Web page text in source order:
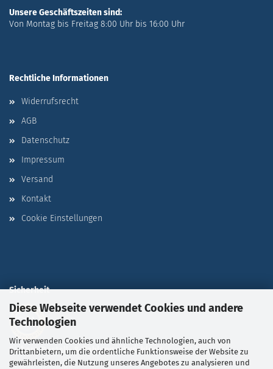
Diese Webseite verwendet Cookies und andere
Technologien
Wir verwenden Cookies und ähnliche Technologien, auch von
Drittanbietern, um die ordentliche Funktionsweise der Website zu
gewährleisten, die Nutzung unseres Angebotes zu analysieren und
Unsere Geschäftszeiten sind:
Von Montag bis Freitag 8:00 Uhr bis 16:00 Uhr
Rechtliche Informationen
Widerrufsrecht
AGB
Datenschutz
Impressum
Versand
Kontakt
Cookie Einstellungen
Sicherheit
Sichere Bestell- & Zahlungsabwicklungdurch SSL-